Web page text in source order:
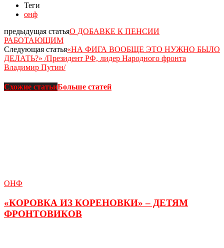
Теги
онф
предыдущая статьяО ДОБАВКЕ К ПЕНСИИ
РАБОТАЮЩИМ
Следующая статья«НА ФИГА ВООБЩЕ ЭТО НУЖНО БЫЛО
ДЕЛАТЬ?» /Президент РФ, лидер Народного фронта
Владимир Путин/
Схожие статьиБольше статей
ОНФ
«КОРОВКА ИЗ КОРЕНОВКИ» – ДЕТЯМ
ФРОНТОВИКОВ